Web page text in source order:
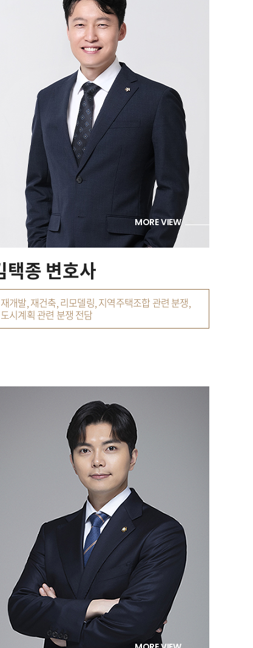
MORE VIEW
택종 변호사
재개발, 재건축, 리모델링, 지역주택조합 관련 분쟁,
도시계획 관련 분쟁 전담